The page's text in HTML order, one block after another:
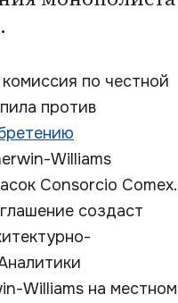
по честной
против
Williams
Consorcio Comex.
создаст
Williams на местном